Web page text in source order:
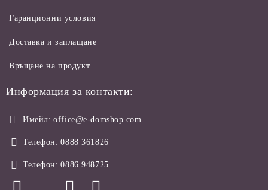
Гаранционни условия
Доставка и заплащане
Връщане на продукт
Информация за контакти:
Имейл: office@e-domshop.com
Телефон: 0888 361826
Телефон: 0886 948725